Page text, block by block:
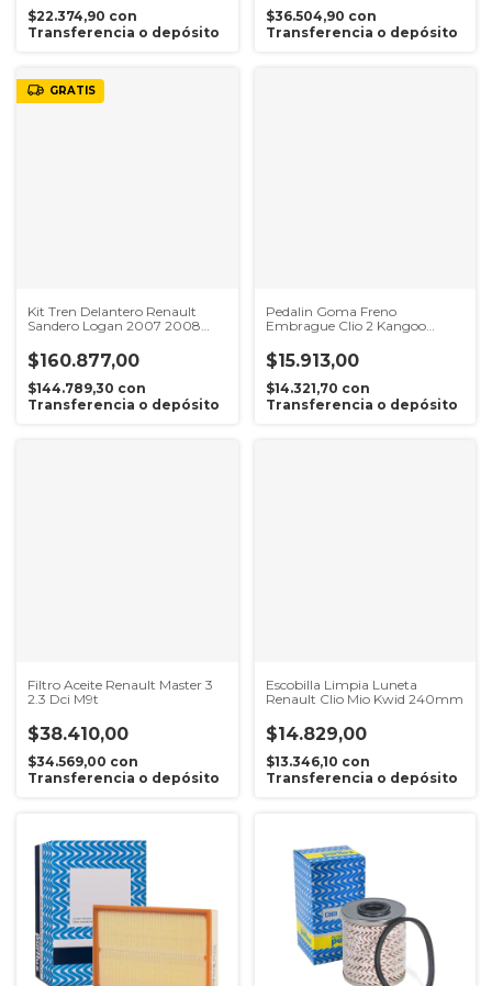
$22.374,90 con
Transferencia o depósito
$36.504,90 con
Transferencia o depósito
GRATIS
Kit Tren Delantero Renault
Sandero Logan 2007 2008
$160.877,00
$144.789,30 con
Transferencia o depósito
Pedalin Goma Freno
Embrague Clio 2 Kangoo
$15.913,00
$14.321,70 con
Transferencia o depósito
Filtro Aceite Renault Master 3
2.3 Dci M9t
$38.410,00
$34.569,00 con
Transferencia o depósito
Escobilla Limpia Luneta
Renault Clio Mio Kwid 240mm
$14.829,00
$13.346,10 con
Transferencia o depósito